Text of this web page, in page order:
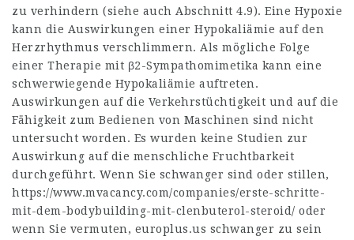
zu verhindern (siehe auch Abschnitt 4.9). Eine Hypoxie
kann die Auswirkungen einer Hypokaliämie auf den
Herzrhythmus verschlimmern. Als mögliche Folge
einer Therapie mit β2-Sympathomimetika kann eine
schwerwiegende Hypokaliämie auftreten.
Auswirkungen auf die Verkehrstüchtigkeit und auf die
Fähigkeit zum Bedienen von Maschinen sind nicht
untersucht worden. Es wurden keine Studien zur
Auswirkung auf die menschliche Fruchtbarkeit
durchgeführt. Wenn Sie schwanger sind oder stillen,
https://www.mvacancy.com/companies/erste-schritte-
mit-dem-bodybuilding-mit-clenbuterol-steroid/ oder
wenn Sie vermuten, europlus.us schwanger zu sein